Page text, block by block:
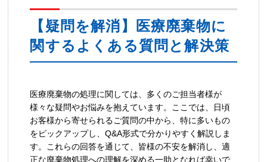
【疑問を解消】医療廃棄物に
関するよくある質問と解決策
医療廃棄物の処理に関しては、多くのご担当者様が
様々な疑問やお悩みを抱えています。ここでは、日頃
お客様から寄せられるご質問の中から、特に多いもの
をピックアップし、Q&A形式で分かりやすく解説しま
す。これらの回答を通じて、皆様の不安を解消し、適
正な廃棄物処理への理解を深める一助となれば幸いで